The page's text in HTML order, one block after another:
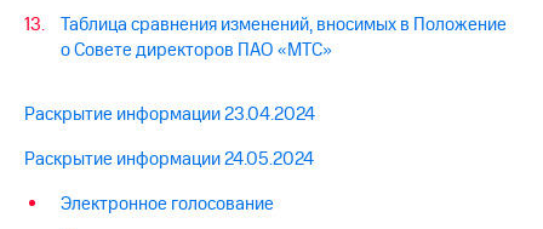
Таблица сравнения изменений, вносимых в Положение
о Совете директоров ПАО «МТС»
Раскрытие информации 23.04.2024
Раскрытие информации 24.05.2024
Электронное голосование